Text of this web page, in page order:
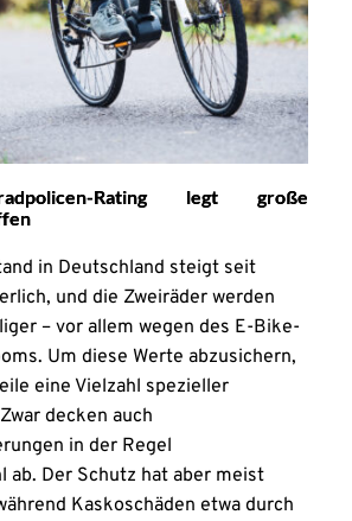
Rating legt große
in Deutschland steigt seit
und die Zweiräder werden
– vor allem wegen des E-Bike-
Um diese Werte abzusichern,
eine Vielzahl spezieller
decken auch
in der Regel
ab. Der Schutz hat aber meist
Kaskoschäden etwa durch